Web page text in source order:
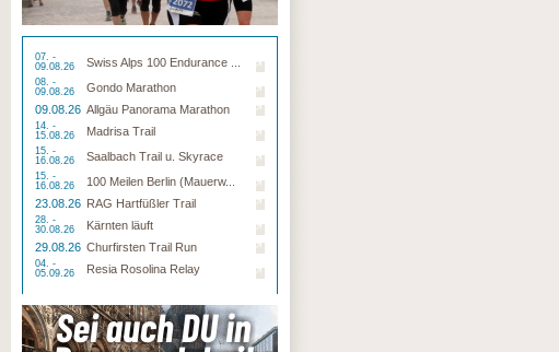
07. -
09.08.26
Swiss Alps 100 Endurance ...
08. -
09.08.26
Gondo Marathon
09.08.26 Allgäu Panorama Marathon
14. -
15.08.26
Madrisa Trail
15. -
16.08.26
Saalbach Trail u. Skyrace
15. -
16.08.26
100 Meilen Berlin (Mauerw...
23.08.26 RAG Hartfüßler Trail
28. -
30.08.26
Kärnten läuft
29.08.26 Churfirsten Trail Run
04. -
05.09.26
Resia Rosolina Relay